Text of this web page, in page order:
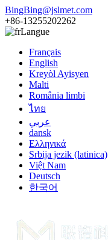
BingBing@jslmet.com
+86-13255202262
Langue
Français
English
Kreyòl Ayisyen
Malti
România limbi
ไทย
عربي
dansk
Ελληνικά
Srbija jezik (latinica)
Việt Nam
Deutsch
한국어